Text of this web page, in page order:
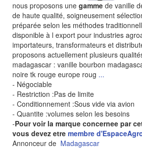
nous proposons une gamme de vanille
de haute qualité, soigneusement
préparée selon les méthodes
disponible à l export pour industries
importateurs, transformateurs et
proposons actuellement plusieurs
madagascar : vanille bourbon
noire tk rouge europe roug ...
- Négociable
- Restriction :Pas de limite
- Conditionnement :Sous vide via avion
- Quantite :volumes selon les besoins
-Pour voir la marque concernee par
vous devez etre membre
Annonceur de Madagascar